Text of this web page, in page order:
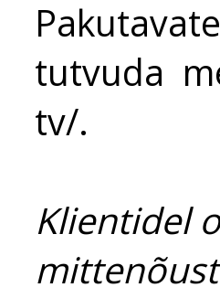
tutvuda
tv/.
Klientidel